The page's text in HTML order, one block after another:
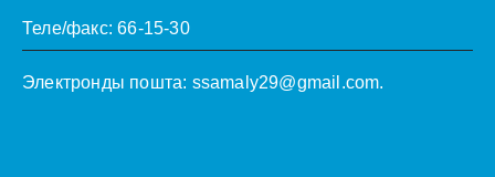
Теле/факс: 66-15-30
Электронды пошта: ssamaly29@gmail.com.